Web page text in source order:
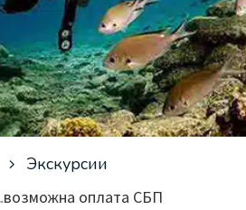
Экскурсии
возможна оплата СБП